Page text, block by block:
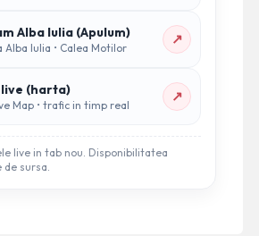
Alba Iulia (Apulum)
Alba Iulia • Calea Motilor ↗
(harta)
Map • trafic in timp real ↗
live in tab nou. Disponibilitatea
sursa.